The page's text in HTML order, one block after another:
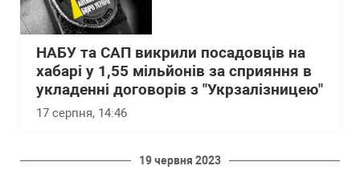
НАБУ та САП викрили посадовців на
хабарі у 1,55 мільйонів за сприяння в
укладенні договорів з "Укрзалізницею"
17 серпня, 14:46
19 червня 2023